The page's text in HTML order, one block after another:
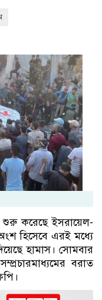
শুরু করেছে ইসরায়েল-
হিসেবে এরই মধ্যে
হামাস। সোমবার
বরাত